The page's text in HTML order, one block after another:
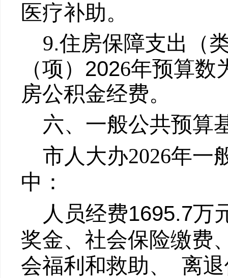
医疗补助。
9.住房保障支出
（
（项） 2026年预算数
房公积金经费。
六、一般公共预算
市人大办2026年一
中：
人员经费1695.7万
奖金、社会保险缴费
会福利和救助、 离